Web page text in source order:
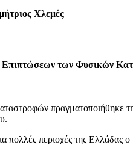
Χλεμές
των Φυσικών
πραγματοποιήθηκε
περιοχές της Ελλάδας